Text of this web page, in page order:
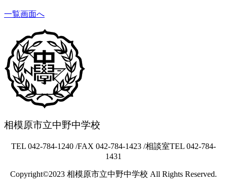
一覧画面へ
相模原市立中野中学校
TEL 042-784-1240 /FAX 042-784-1423 /相談室TEL 042-784-
1431
Copyright©2023 相模原市立中野中学校 All Rights Reserved.